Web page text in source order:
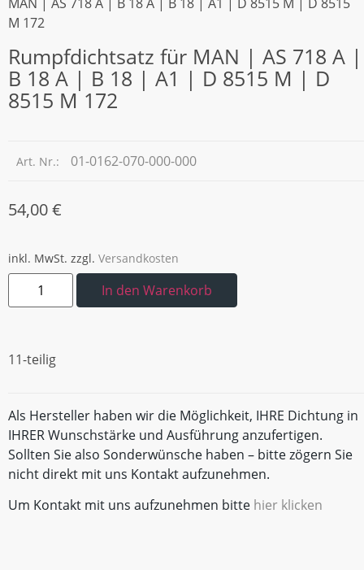
M 172
Rumpfdichtsatz für MAN | AS 718 A |
B 18 A | B 18 | A1 | D 8515 M | D
8515 M 172
Art. Nr.: 01-0162-070-000-000
54,00€
inkl. MwSt. zzgl. Versandkosten
In den Warenkorb
11-teilig
Als Hersteller haben wir die Möglichkeit, IHRE Dichtung in
IHRER Wunschstärke und Ausführung anzufertigen.
Sollten Sie also Sonderwünsche haben – bitte zögern Sie
nicht direkt mit uns Kontakt aufzunehmen.
Um Kontakt mit uns aufzunehmen bitte hier klicken